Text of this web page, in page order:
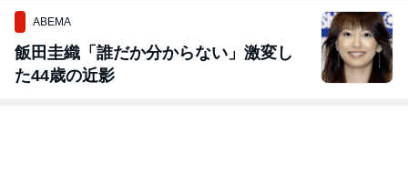
ABEMA
飯田圭織「誰だか分からない」激変し
た44歳の近影